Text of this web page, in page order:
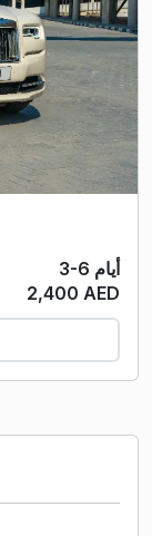
3-6 أيام
2,400 AED